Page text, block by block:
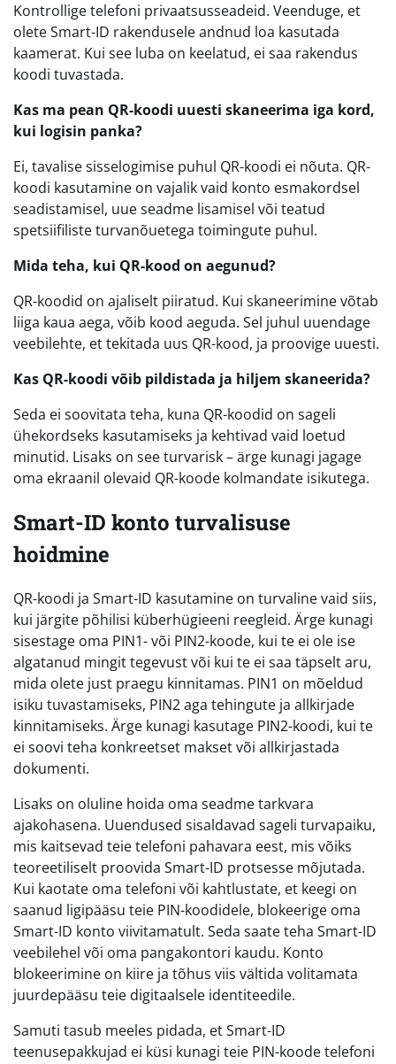
Kontrollige telefoni privaatsusseadeid. Veenduge, et
olete Smart-ID rakendusele andnud loa kasutada
kaamerat. Kui see luba on keelatud, ei saa rakendus
koodi tuvastada.
Kas ma pean QR-koodi uuesti skaneerima iga kord,
kui logisin panka?
Ei, tavalise sisselogimise puhul QR-koodi ei nõuta. QR-
koodi kasutamine on vajalik vaid konto esmakordsel
seadistamisel, uue seadme lisamisel või teatud
spetsiifiliste turvanõuetega toimingute puhul.
Mida teha, kui QR-kood on aegunud?
QR-koodid on ajaliselt piiratud. Kui skaneerimine võtab
liiga kaua aega, võib kood aeguda. Sel juhul uuendage
veebilehte, et tekitada uus QR-kood, ja proovige uuesti.
Kas QR-koodi võib pildistada ja hiljem skaneerida?
Seda ei soovitata teha, kuna QR-koodid on sageli
ühekordseks kasutamiseks ja kehtivad vaid loetud
minutid. Lisaks on see turvarisk – ärge kunagi jagage
oma ekraanil olevaid QR-koode kolmandate isikutega.
Smart-ID konto turvalisuse
hoidmine
QR-koodi ja Smart-ID kasutamine on turvaline vaid siis,
kui järgite põhilisi küberhügieeni reegleid. Ärge kunagi
sisestage oma PIN1- või PIN2-koode, kui te ei ole ise
algatanud mingit tegevust või kui te ei saa täpselt aru,
mida olete just praegu kinnitamas. PIN1 on mõeldud
isiku tuvastamiseks, PIN2 aga tehingute ja allkirjade
kinnitamiseks. Ärge kunagi kasutage PIN2-koodi, kui te
ei soovi teha konkreetset makset või allkirjastada
dokumenti.
Lisaks on oluline hoida oma seadme tarkvara
ajakohasena. Uuendused sisaldavad sageli turvapaiku,
mis kaitsevad teie telefoni pahavara eest, mis võiks
teoreetiliselt proovida Smart-ID protsesse mõjutada.
Kui kaotate oma telefoni või kahtlustate, et keegi on
saanud ligipääsu teie PIN-koodidele, blokeerige oma
Smart-ID konto viivitamatult. Seda saate teha Smart-ID
veebilehel või oma pangakontori kaudu. Konto
blokeerimine on kiire ja tõhus viis vältida volitamata
juurdepääsu teie digitaalsele identiteedile.
Samuti tasub meeles pidada, et Smart-ID
teenusepakkujad ei küsi kunagi teie PIN-koode telefoni